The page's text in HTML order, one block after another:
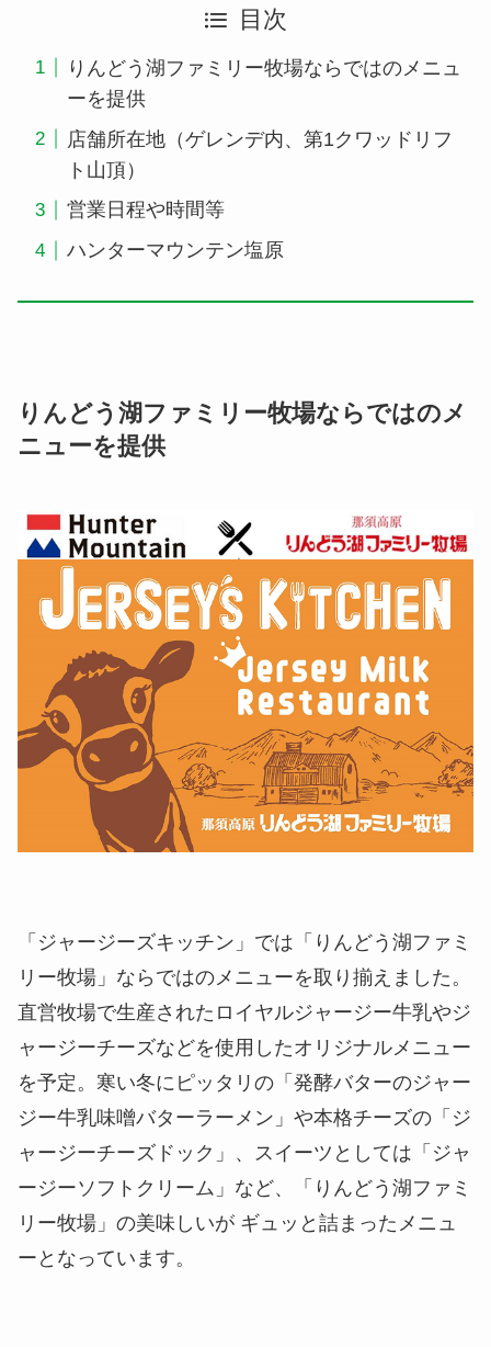
目次
りんどう湖ファミリー牧場ならではのメニュ
ーを提供
店舗所在地（ゲレンデ内、第1クワッドリフ
ト山頂）
営業日程や時間等
ハンターマウンテン塩原
りんどう湖ファミリー牧場ならではのメ
ニューを提供
「ジャージーズキッチン」では「りんどう湖ファミ
リー牧場」ならではのメニューを取り揃えました。
直営牧場で生産されたロイヤルジャージー牛乳やジ
ャージーチーズなどを使用したオリジナルメニュー
を予定。寒い冬にピッタリの「発酵バターのジャー
ジー牛乳味噌バターラーメン」や本格チーズの「ジ
ャージーチーズドック」、スイーツとしては「ジャ
ージーソフトクリーム」など、「りんどう湖ファミ
リー牧場」の美味しいが ギュッと詰まったメニュ
ーとなっています。